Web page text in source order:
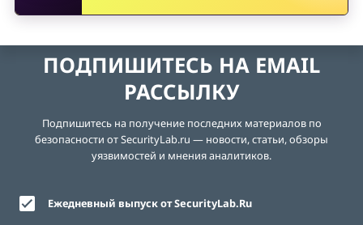
ПОДПИШИТЕСЬ НА EMAIL
РАССЫЛКУ
Подпишитесь на получение последних материалов по
безопасности от SecurityLab.ru — новости, статьи, обзоры
уязвимостей и мнения аналитиков.
Ежедневный выпуск от SecurityLab.Ru